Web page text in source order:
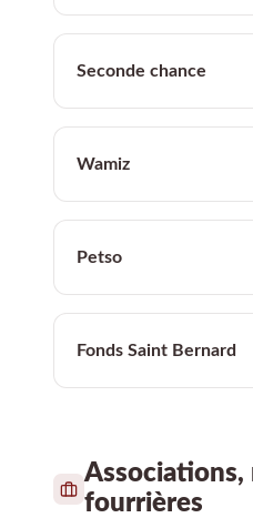
Seconde chance
Wamiz
Petso
Fonds Saint Bernard
Associations,
fourrières